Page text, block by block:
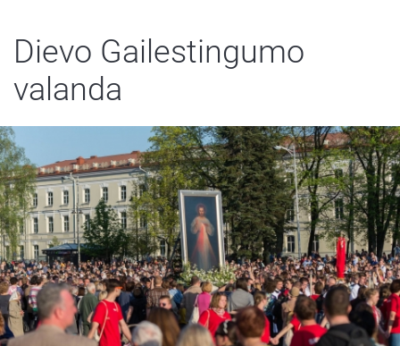
Dievo Gailestingumo
valanda